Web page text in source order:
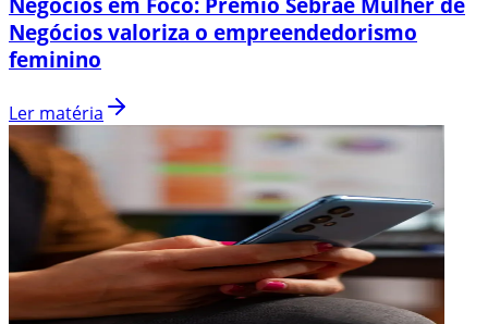
Negócios valoriza o empreendedorismo
feminino
Ler matéria